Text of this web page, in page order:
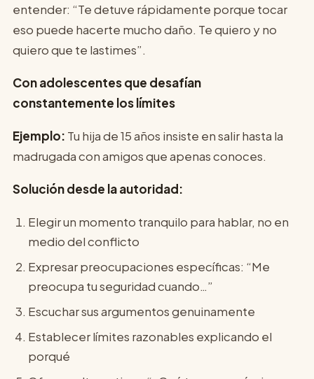
entender: “Te detuve rápidamente porque tocar
eso puede hacerte mucho daño. Te quiero y no
quiero que te lastimes”.
Con adolescentes que desafían
constantemente los límites
Ejemplo: Tu hija de 15 años insiste en salir hasta la
madrugada con amigos que apenas conoces.
Solución desde la autoridad:
Elegir un momento tranquilo para hablar, no en
medio del conflicto
Expresar preocupaciones específicas: “Me
preocupa tu seguridad cuando…”
Escuchar sus argumentos genuinamente
Establecer límites razonables explicando el
porqué